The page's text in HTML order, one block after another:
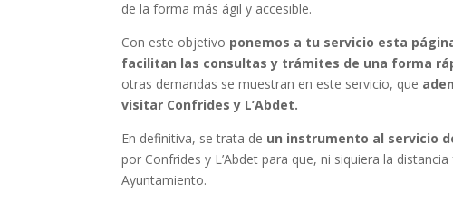
de la forma más ágil y accesible.
Con este objetivo ponemos a tu servicio esta
facilitan las consultas y trámites de una forma
otras demandas se muestran en este servicio, que
visitar Confrides y L’Abdet.
En definitiva, se trata de un instrumento al servicio
por Confrides y L’Abdet para que, ni siquiera la
Ayuntamiento.